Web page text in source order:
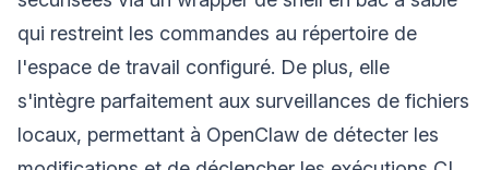
qui restreint les commandes au répertoire de
l'espace de travail configuré. De plus, elle
s'intègre parfaitement aux surveillances de fichiers
locaux, permettant à OpenClaw de détecter les